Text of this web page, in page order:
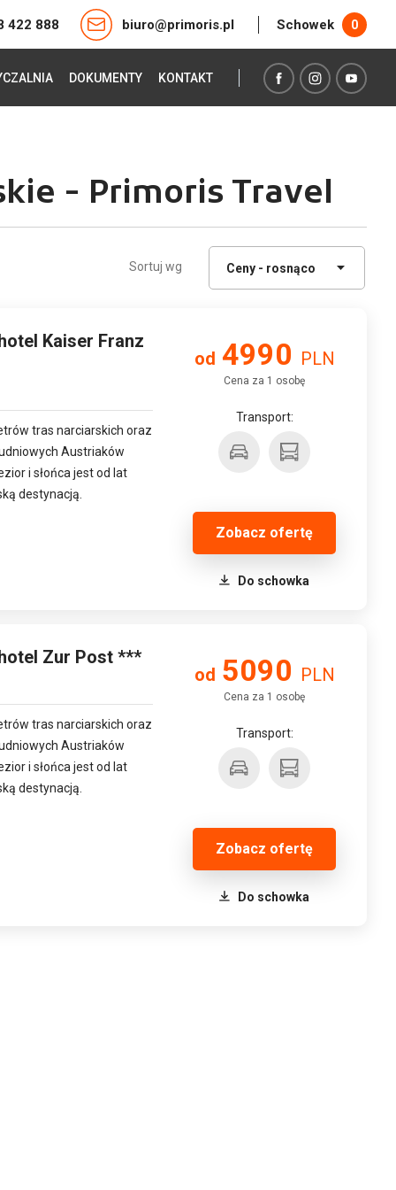
422 888 biuro@primoris.pl Schowek 0
DOKUMENTY KONTAKT
- Primoris Travel
Sortuj wg
Kaiser Franz
tras narciarskich oraz
Austriaków
i słońca jest od lat
destynacją.
od 4990 PLN
Cena za 1 osobę
Transport:
Zobacz ofertę
Do schowka
Zur Post ***
tras narciarskich oraz
Austriaków
i słońca jest od lat
destynacją.
od 5090 PLN
Cena za 1 osobę
Transport:
Zobacz ofertę
Do schowka